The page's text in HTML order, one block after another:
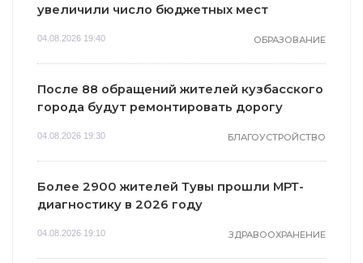
увеличили число бюджетных мест
04.08.2026 19:40 ОБРАЗОВАНИЕ
После 88 обращений жителей кузбасского
города будут ремонтировать дорогу
04.08.2026 19:30 БЛАГОУСТРОЙСТВО
Более 2900 жителей Тувы прошли МРТ-
диагностику в 2026 году
04.08.2026 19:10 ЗДРАВООХРАНЕНИЕ